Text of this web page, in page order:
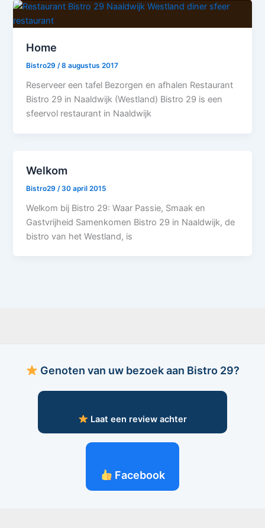
Home
Bistro29/8 augustus 2017
Reserveer een tafel Bezorgen en afhalen Restaurant
Bistro 29 in Naaldwijk (Westland) Bistro 29 is een
sfeervol restaurant in Naaldwijk
Welkom
Bistro29 /30 april 2015
Welkom bij Bistro 29: Waar Passie, Smaak en
Gastvrijheid Samenkomen Bistro 29 in Naaldwijk, de
bistro van het Westland, is
Genoten van uw bezoek aan Bistro 29?
Laat een review achter
Facebook